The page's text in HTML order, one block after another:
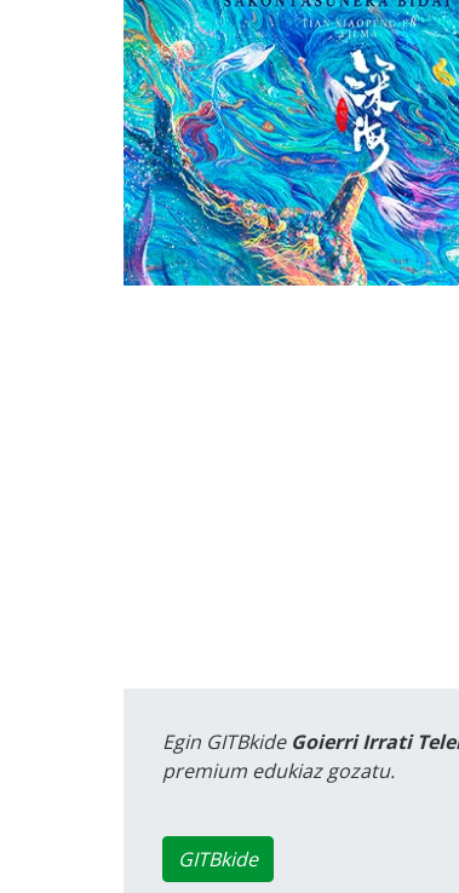
Egin GITBkide Goierri Irrati
premium edukiaz gozatu.
GITBkide